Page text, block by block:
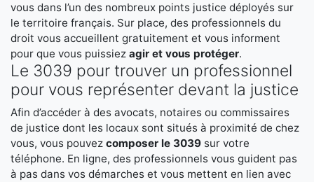
vous dans l’un des nombreux points justice déployés sur
le territoire français. Sur place, des professionnels du
droit vous accueillent gratuitement et vous informent
pour que vous puissiez agir et vous protéger.
Le 3039 pour trouver un professionnel
pour vous représenter devant la justice
Afin d’accéder à des avocats, notaires ou commissaires
de justice dont les locaux sont situés à proximité de chez
vous, vous pouvez composer le 3039 sur votre
téléphone. En ligne, des professionnels vous guident pas
à pas dans vos démarches et vous mettent en lien avec